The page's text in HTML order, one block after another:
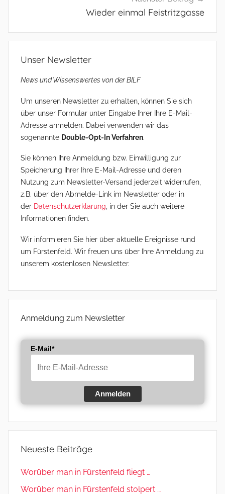
Wieder einmal Feistritzgasse
Unser Newsletter
News und Wissenswertes von der BILF
Um unseren Newsletter zu erhalten, können Sie sich
über unser Formular unter Eingabe Ihrer Ihre E-Mail-
Adresse anmelden. Dabei verwenden wir das
sogenannte Double-Opt-In Verfahren.
Sie können Ihre Anmeldung bzw. Einwilligung zur
Speicherung Ihrer Ihre E-Mail-Adresse und deren
Nutzung zum Newsletter-Versand jederzeit widerrufen,
z.B. über den Abmelde-Link im Newsletter oder in
der Datenschutzerklärung, in der Sie auch weitere
Informationen finden.
Wir informieren Sie hier über aktuelle Ereignisse rund
um Fürstenfeld. Wir freuen uns über Ihre Anmeldung zu
unserem kostenlosen Newsletter.
Anmeldung zum Newsletter
E-Mail*
Anmelden
Neueste Beiträge
Worüber man in Fürstenfeld fliegt …
Worüber man in Fürstenfeld stolpert …